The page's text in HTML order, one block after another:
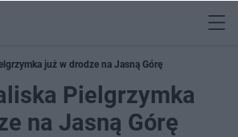
już w drodze na Jasną Górę
Pielgrzymka
na Jasną Górę